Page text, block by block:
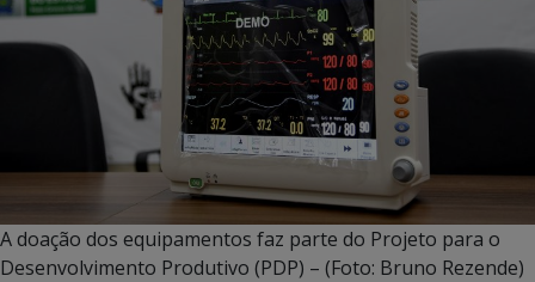
A doação dos equipamentos faz parte do Projeto para o
Desenvolvimento Produtivo (PDP) – (Foto: Bruno Rezende)